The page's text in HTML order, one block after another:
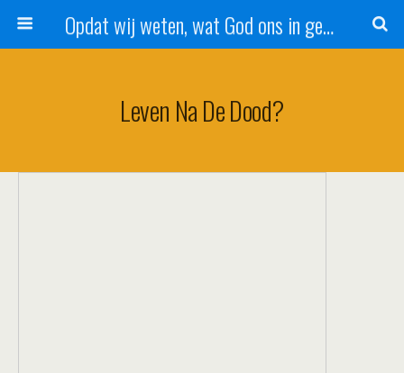
Opdat wij weten, wat God ons in genade schenkt!
Leven Na De Dood?